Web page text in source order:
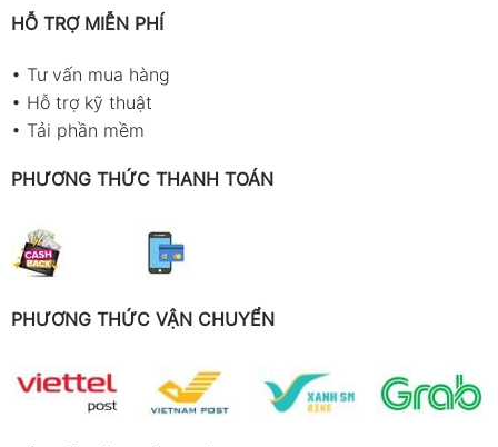
HỖ TRỢ MIỄN PHÍ
• Tư vấn mua hàng
• Hỗ trợ kỹ thuật
• Tải phần mềm
PHƯƠNG THỨC THANH TOÁN
PHƯƠNG THỨC VẬN CHUYỂN